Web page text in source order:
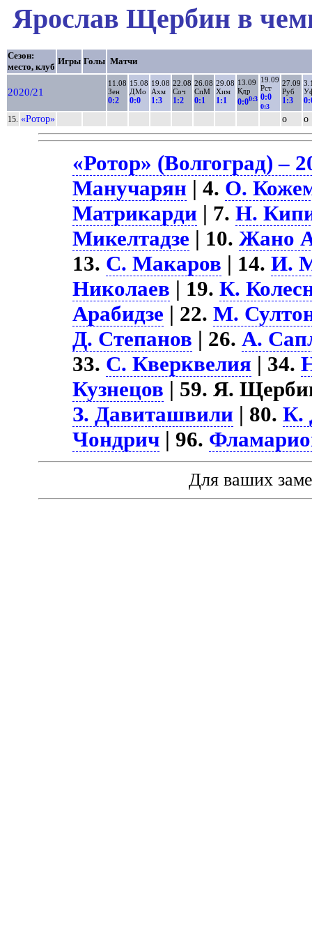
Ярослав Щербин в
Сезон:
место, клуб
Игры Голы Матчи
2020/21
11.08
Зен
0:2
15.08
ДМо
0:0
19.08
Ахм
1:3
22.08
Соч
1:2
26.08
СпМ
0:1
29.08
Хим
1:1
13.09
Кдр
0:00:3
19.09
Рст
0:0
0:3
27.09
Руб
1:3
15. «Ротор» о о
«Ротор» (Волгоград) –
Манучарян | 4. О.
Матрикарди | 7.Н.
Микелтадзе | 10.Жано
13. С. Макаров | 14.И.
Николаев | 19.К.
Арабидзе | 22.М.
Д. Степанов | 26.А.
33. С. Кверквелия | 34.
Кузнецов | 59. Я.
З. Давиташвили | 80.К.
Чондрич | 96.
Для ваших